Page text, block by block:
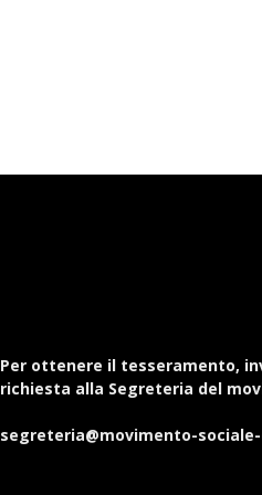
Per ottenere il tesseramento,
richiesta alla Segreteria del
segreteria@movimento-